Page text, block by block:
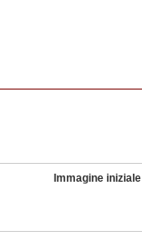
Immagine iniziale